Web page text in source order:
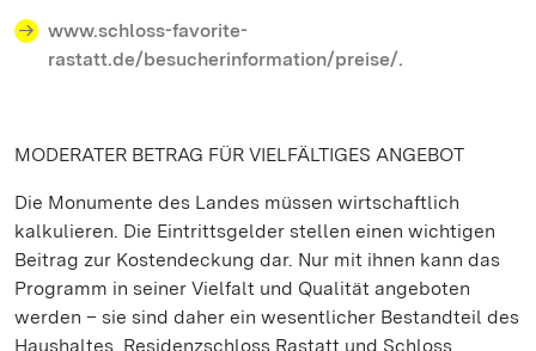
www.schloss-favorite-
rastatt.de/besucherinformation/preise/.
MODERATER BETRAG FÜR VIELFÄLTIGES ANGEBOT
Die Monumente des Landes müssen wirtschaftlich
kalkulieren. Die Eintrittsgelder stellen einen wichtigen
Beitrag zur Kostendeckung dar. Nur mit ihnen kann das
Programm in seiner Vielfalt und Qualität angeboten
werden – sie sind daher ein wesentlicher Bestandteil des
Haushaltes. Residenzschloss Rastatt und Schloss